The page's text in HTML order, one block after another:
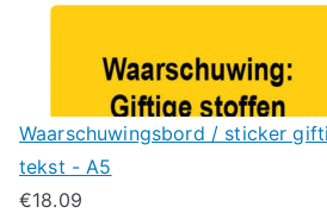
Waarschuwingsbord / sticker
tekst - A5
€18.09